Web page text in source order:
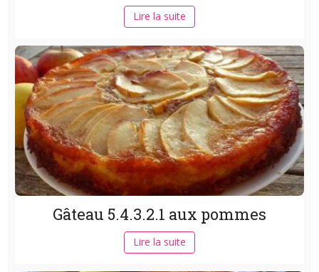
Lire la suite
Gâteau 5.4.3.2.1 aux pommes
Lire la suite